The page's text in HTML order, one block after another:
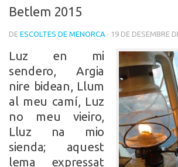
Betlem 2015
DE ESCOLTES DE MENORCA · 19 DE DESEMBRE
Luz en mi
sendero, Argia
nire bidean, Llum
al meu camí, Luz
no meu vieiro,
Lluz na mio
sienda; aquest
lema expressat